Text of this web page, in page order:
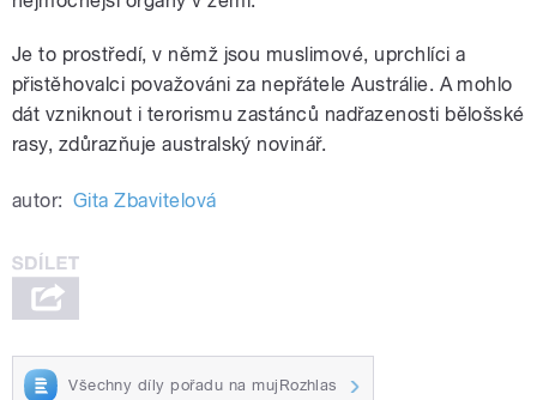
Je to prostředí, v němž jsou muslimové, uprchlíci a
přistěhovalci považováni za nepřátele Austrálie. A mohlo
dát vzniknout i terorismu zastánců nadřazenosti bělošské
rasy, zdůrazňuje australský novinář.
autor: Gita Zbavitelová
Všechny díly pořadu na mujRozhlas